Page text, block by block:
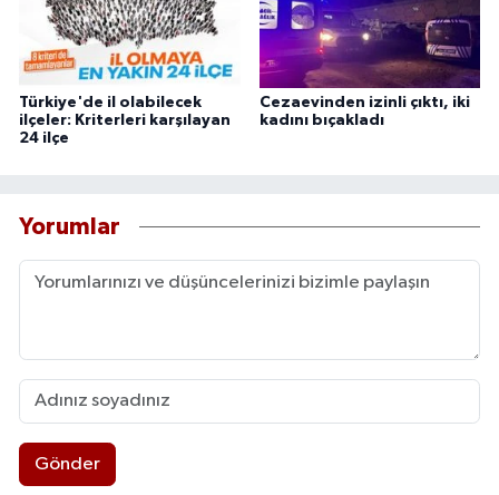
Türkiye'de il olabilecek
ilçeler: Kriterleri karşılayan
24 ilçe
Cezaevinden izinli çıktı, iki
kadını bıçakladı
Yorumlar
Gönder